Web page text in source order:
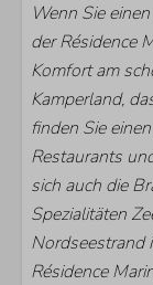
Smart TV
Zusätzliche
Wenn Sie
der Résidence
Komfort am
Kamperland,
finden Sie
Restaurants
sich auch die
Spezialitäten
Nordseestrand
Résidence